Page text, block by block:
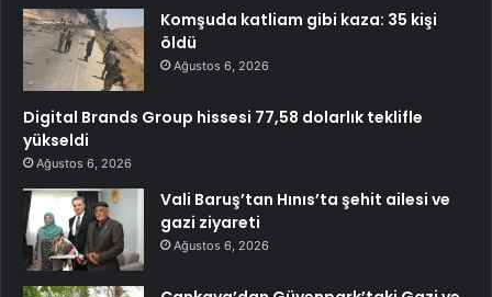
Komşuda katliam gibi kaza: 35 kişi
öldü
Ağustos 6, 2026
Digital Brands Group hissesi 77,58 dolarlık teklifle
yükseldi
Ağustos 6, 2026
Vali Baruş’tan Hınıs’ta şehit ailesi ve
gazi ziyareti
Ağustos 6, 2026